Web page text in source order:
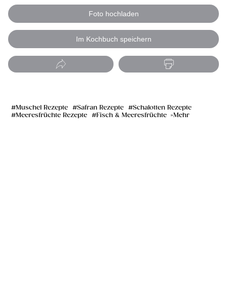
Foto hochladen
Im Kochbuch speichern
Muschel Rezepte Safran Rezepte
Schalotten Rezepte
Meeresfrüchte Rezepte
Fisch & Meeresfrüchte Mehr